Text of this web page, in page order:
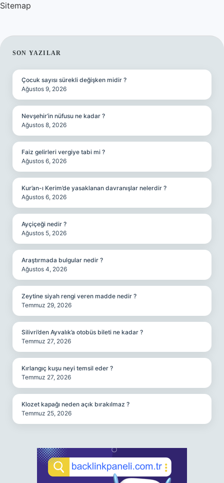
Sitemap
SIDEBAR
SON YAZILAR
Çocuk sayısı sürekli değişken midir ?
Ağustos 9, 2026
Nevşehir’in nüfusu ne kadar ?
Ağustos 8, 2026
Faiz gelirleri vergiye tabi mi ?
Ağustos 6, 2026
Kur’an-ı Kerim’de yasaklanan davranışlar nelerdir ?
Ağustos 6, 2026
Ayçiçeği nedir ?
Ağustos 5, 2026
Araştırmada bulgular nedir ?
Ağustos 4, 2026
Zeytine siyah rengi veren madde nedir ?
Temmuz 29, 2026
Silivri’den Ayvalık’a otobüs bileti ne kadar ?
Temmuz 27, 2026
Kırlangıç kuşu neyi temsil eder ?
Temmuz 27, 2026
Klozet kapağı neden açık bırakılmaz ?
Temmuz 25, 2026